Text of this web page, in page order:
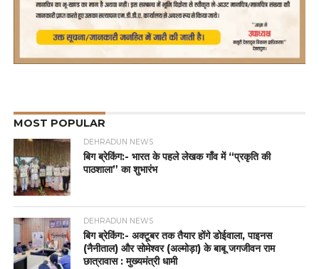
MOST POPULAR
DEHRADUN NEWS
बिग ब्रेकिंग:- भारत के पहले लेखक गाँव में “प्रकृति की
पाठशाला” का शुभारंभ
DEHRADUN NEWS
बिग ब्रेकिंग:- अक्टूबर तक तैयार होंगे डोईवाला, पाइनस
(नैनीताल) और सोमेश्वर (अल्मोड़ा) के बाबू जगजीवन राम
छात्रावास : मुख्यमंत्री धामी